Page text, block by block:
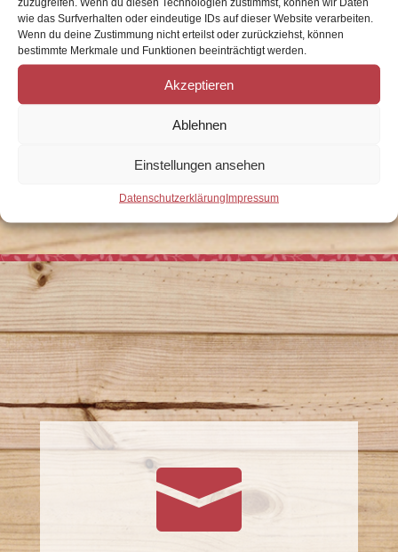
wie das Surfverhalten oder eindeutige IDs auf dieser Website verarbeiten.
Wenn du deine Zustimmung nicht erteilst oder zurückziehst, können
bestimmte Merkmale und Funktionen beeinträchtigt werden.
Akzeptieren
Ablehnen
Einstellungen ansehen
DatenschutzerklärungImpressum
